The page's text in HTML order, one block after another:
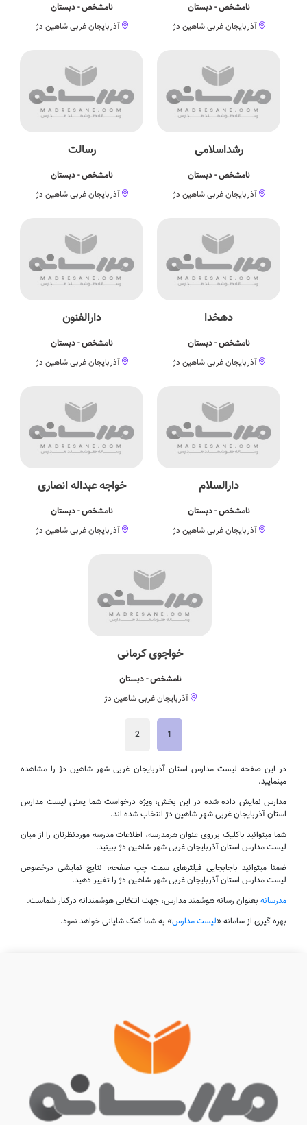
نامشخص - دبستان
آذربایجان غربی شاهین دژ
نامشخص - دبستان
آذربایجان غربی شاهین دژ
رشداسلامی
نامشخص - دبستان
آذربایجان غربی شاهین دژ
رسالت
نامشخص - دبستان
آذربایجان غربی شاهین دژ
دهخدا
نامشخص - دبستان
آذربایجان غربی شاهین دژ
دارالفنون
نامشخص - دبستان
آذربایجان غربی شاهین دژ
دارالسلام
نامشخص - دبستان
آذربایجان غربی شاهین دژ
خواجه عبداله انصاری
نامشخص - دبستان
آذربایجان غربی شاهین دژ
خواجوی کرمانی
نامشخص - دبستان
آذربایجان غربی شاهین دژ
1
2
در این صفحه لیست مدارس استان آذربایجان غربی شهر شاهین دژ را مشاهده
مینمایید.
مدارس نمایش داده شده در این بخش، ویژه درخواست شما یعنی لیست مدارس
استان آذربایجان غربی شهر شاهین دژ انتخاب شده اند.
شما میتوانید باکلیک برروی عنوان هرمدرسه، اطلاعات مدرسه موردنظرتان را از میان
لیست مدارس استان آذربایجان غربی شهر شاهین دژ ببینید.
ضمنا میتوانید باجابجایی فیلترهای سمت چپ صفحه، نتایج نمایشی درخصوص
لیست مدارس استان آذربایجان غربی شهر شاهین دژ را تغییر دهید.
مدرسانه بعنوان رسانه هوشمند مدارس، جهت انتخابی هوشمندانه درکنار شماست.
بهره گیری از سامانه «لیست مدارس» به شما کمک شایانی خواهد نمود.